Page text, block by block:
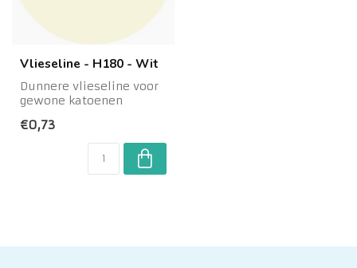
Vlieseline - H180 - Wit
Dunnere vlieseline voor
gewone katoenen
cmKleur: wit
€0,73